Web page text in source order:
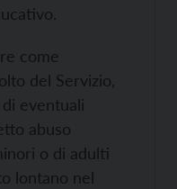
come
del Servizio,
eventuali
abuso
o di adulti
lontano nel